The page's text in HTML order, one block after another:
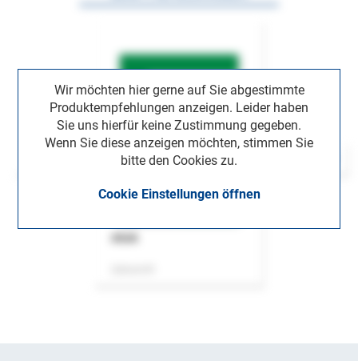
Wir möchten hier gerne auf Sie abgestimmte
Produktempfehlungen anzeigen. Leider haben
Sie uns hierfür keine Zustimmung gegeben.
Wenn Sie diese anzeigen möchten, stimmen Sie
bitte den Cookies zu.
Cookie Einstellungen öffnen